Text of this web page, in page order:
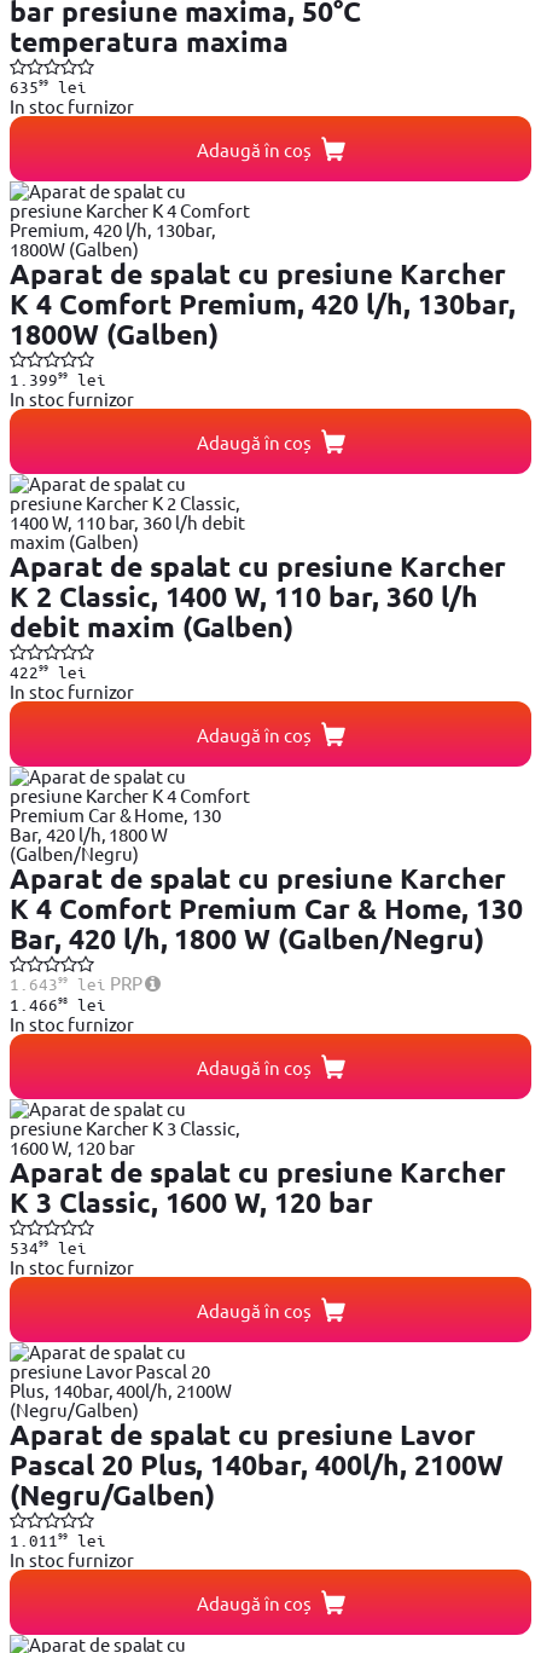
bar presiune maxima, 50°C
temperatura maxima
63599lei
In stoc furnizor
Adaugă în coș
Aparat de spalat cu presiune Karcher
K 4 Comfort Premium, 420 l/h, 130bar,
1800W (Galben)
1.39999lei
In stoc furnizor
Adaugă în coș
Aparat de spalat cu presiune Karcher
K 2 Classic, 1400 W, 110 bar, 360 l/h
debit maxim (Galben)
42299lei
In stoc furnizor
Adaugă în coș
Aparat de spalat cu presiune Karcher
K 4 Comfort Premium Car & Home, 130
Bar, 420 l/h, 1800 W (Galben/Negru)
1.64399lei PRP
1.46698lei
In stoc furnizor
Adaugă în coș
Aparat de spalat cu presiune Karcher
K 3 Classic, 1600 W, 120 bar
53499lei
In stoc furnizor
Adaugă în coș
Aparat de spalat cu presiune Lavor
Pascal 20 Plus, 140bar, 400l/h, 2100W
(Negru/Galben)
1.011 99lei
In stoc furnizor
Adaugă în coș